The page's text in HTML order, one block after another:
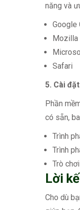
năng và
Google
Mozilla
Safari
5. Cài
Phần
có sẵn,
Trình
Trình
Trò
Lời
Cho dù